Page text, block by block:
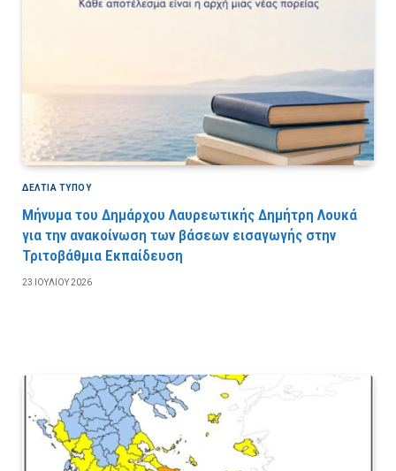
ΔΕΛΤΙΑ ΤΥΠΟΥ
Μήνυμα του Δημάρχου Λαυρεωτικής Δημήτρη Λουκά
για την ανακοίνωση των βάσεων εισαγωγής στην
Τριτοβάθμια Εκπαίδευση
23 ΙΟΥΛΊΟΥ 2026